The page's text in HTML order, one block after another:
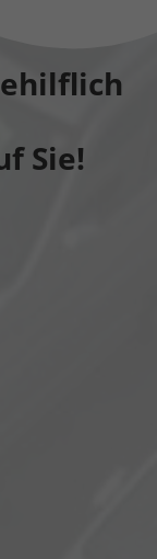
Sie!